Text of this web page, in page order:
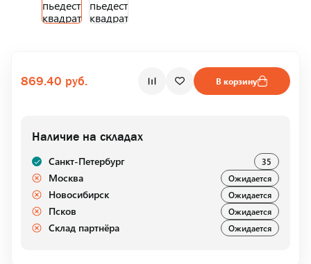
869.40 руб. В корзину
Наличие на складах
Санкт-Петербург 35
Москва Ожидается
Новосибирск Ожидается
Псков Ожидается
Склад партнёра Ожидается